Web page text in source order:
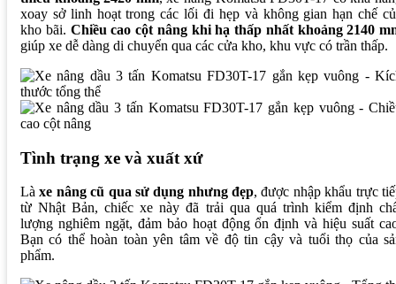
xoay sở linh hoạt trong các lối đi hẹp và không gian hạn chế
kho bãi. Chiều cao cột nâng khi hạ thấp nhất khoảng 2140
giúp xe dễ dàng di chuyển qua các cửa kho, khu vực có trần thấp.
Tình trạng xe và xuất xứ
Làxe nâng cũ qua sử dụng nhưng đẹp, được nhập khẩu trực
từ Nhật Bản, chiếc xe này đã trải qua quá trình kiểm định
lượng nghiêm ngặt, đảm bảo hoạt động ổn định và hiệu suất
Bạn có thể hoàn toàn yên tâm về độ tin cậy và tuổi thọ của
phẩm.